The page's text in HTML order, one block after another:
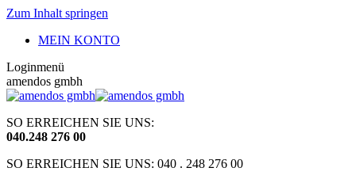
Zum Inhalt springen
MEIN KONTO
Loginmenü
amendos gmbh
SO ERREICHEN SIE UNS:
040.248 276 00
SO ERREICHEN SIE UNS: 040 . 248 276 00